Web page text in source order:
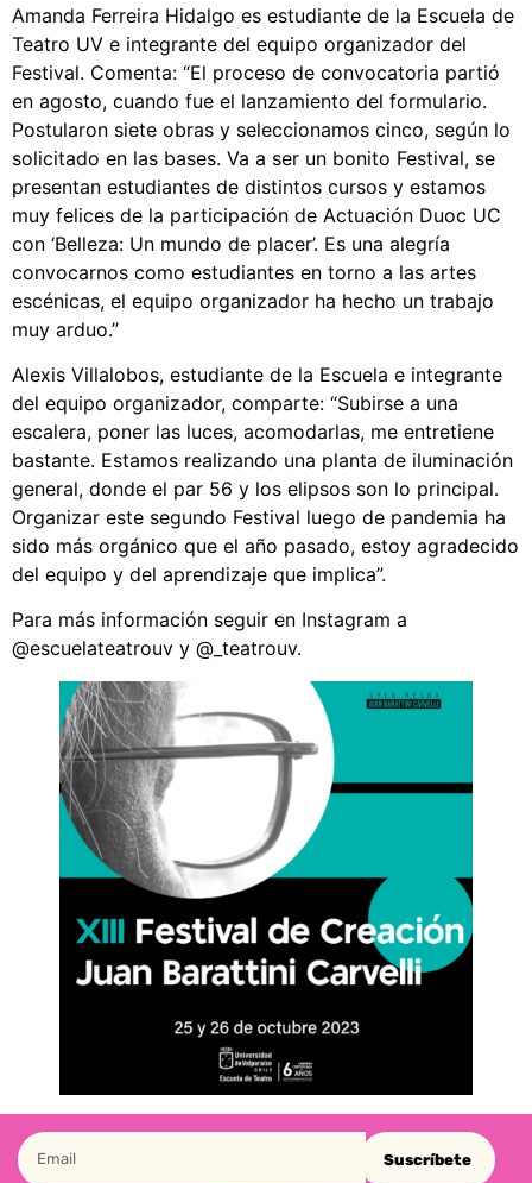
Amanda Ferreira Hidalgo es estudiante de la Escuela de
Teatro UV e integrante del equipo organizador del
Festival. Comenta: “El proceso de convocatoria partió
en agosto, cuando fue el lanzamiento del formulario.
Postularon siete obras y seleccionamos cinco, según lo
solicitado en las bases. Va a ser un bonito Festival, se
presentan estudiantes de distintos cursos y estamos
muy felices de la participación de Actuación Duoc UC
con ‘Belleza: Un mundo de placer’. Es una alegría
convocarnos como estudiantes en torno a las artes
escénicas, el equipo organizador ha hecho un trabajo
muy arduo.”
Alexis Villalobos, estudiante de la Escuela e integrante
del equipo organizador, comparte: “Subirse a una
escalera, poner las luces, acomodarlas, me entretiene
bastante. Estamos realizando una planta de iluminación
general, donde el par 56 y los elipsos son lo principal.
Organizar este segundo Festival luego de pandemia ha
sido más orgánico que el año pasado, estoy agradecido
del equipo y del aprendizaje que implica”.
Para más información seguir en Instagram a
@escuelateatrouv y @_teatrouv.
Suscríbete